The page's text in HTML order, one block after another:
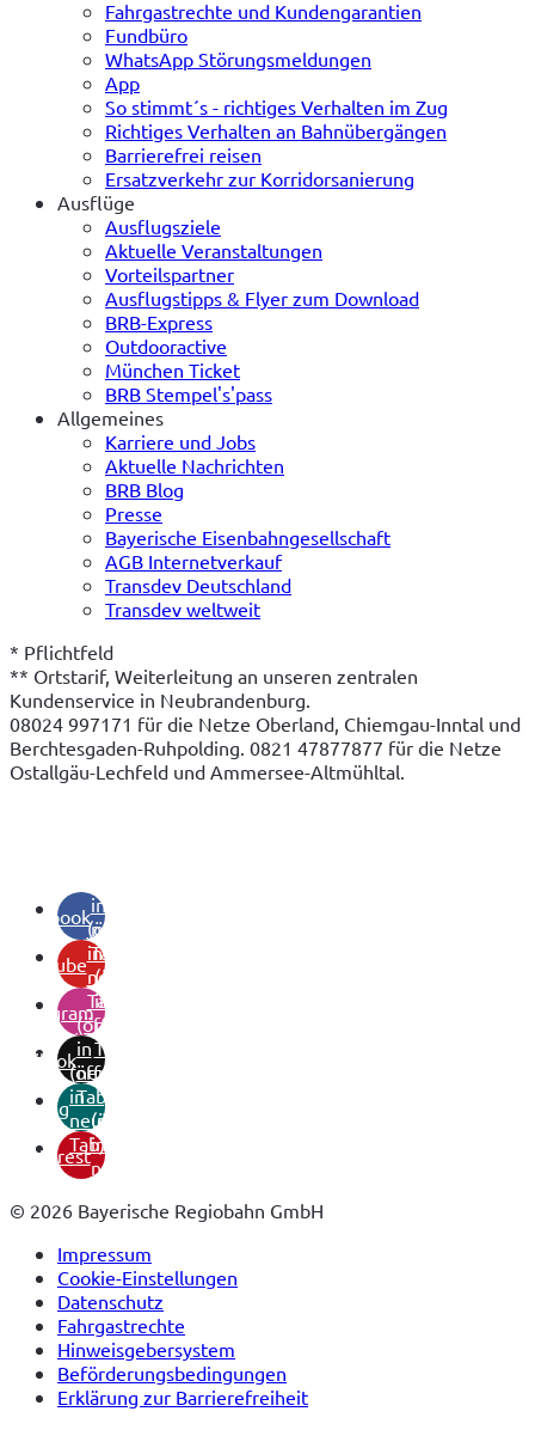
Fahrgastrechte und Kundengarantien
Fundbüro
WhatsApp Störungsmeldungen
App
So stimmt´s - richtiges Verhalten im Zug
Richtiges Verhalten an Bahnübergängen
Barrierefrei reisen
Ersatzverkehr zur Korridorsanierung
Ausflüge
Ausflugsziele
Aktuelle Veranstaltungen
Vorteilspartner
Ausflugstipps & Flyer zum Download
BRB-Express
Outdooractive
München Ticket
BRB Stempel's'pass
Allgemeines
Karriere und Jobs
Aktuelle Nachrichten
BRB Blog
Presse
Bayerische Eisenbahngesellschaft
AGB Internetverkauf
Transdev Deutschland
Transdev weltweit
* Pflichtfeld
** Ortstarif, Weiterleitung an unseren zentralen
Kundenservice in Neubrandenburg.
08024 997171 für die Netze Oberland, Chiemgau-Inntal und
Berchtesgaden-Ruhpolding. 0821 47877877 für die Netze
Ostallgäu-Lechfeld und Ammersee-Altmühltal.
facebookin
neuem
Tab)
youtube
(öffnet
in
neuem
Tab)
instagram
(öffnet
in
neuem
Tab)
tiktok
(öffnet
in
neuem
Tab)
xing
(öffnet
in
neuem
Tab)
pinterest
(öffnet
in
neuem
© 2026 Bayerische Regiobahn GmbH
Impressum
Cookie-Einstellungen
Datenschutz
Fahrgastrechte
Hinweisgebersystem
Beförderungsbedingungen
Erklärung zur Barrierefreiheit